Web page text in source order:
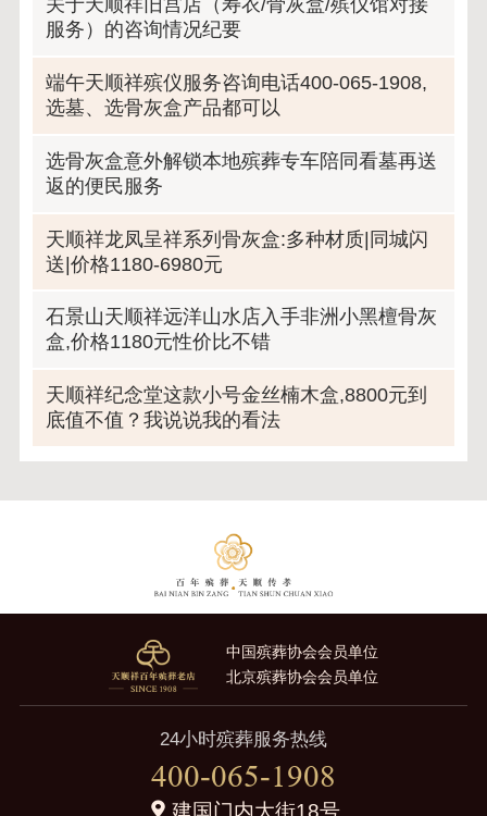
服务）的咨询情况纪要
端午天顺祥殡仪服务咨询电话400-065-1908,
选墓、选骨灰盒产品都可以
选骨灰盒意外解锁本地殡葬专车陪同看墓再送
返的便民服务
天顺祥龙凤呈祥系列骨灰盒:多种材质|同城闪
送|价格1180-6980元
石景山天顺祥远洋山水店入手非洲小黑檀骨灰
盒,价格1180元性价比不错
天顺祥纪念堂这款小号金丝楠木盒,8800元到
底值不值？我说说我的看法
中国殡葬协会会员单位
北京殡葬协会会员单位
24小时殡葬服务热线
400-065-1908
建国门内大街18号